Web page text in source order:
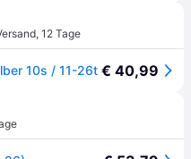
, 12 Tage
10s / 11-26t € 40,99